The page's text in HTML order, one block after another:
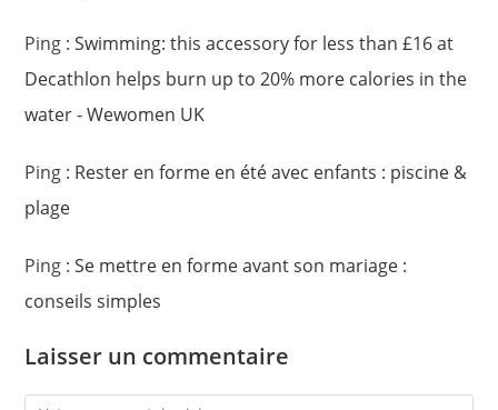
Ping :Swimming: this accessory for less than £16 at
Decathlon helps burn up to 20% more calories in the
water - Wewomen UK
Ping : Rester en forme en été avec enfants : piscine &
plage
Ping :Se mettre en forme avant son mariage :
conseils simples
Laisser un commentaire